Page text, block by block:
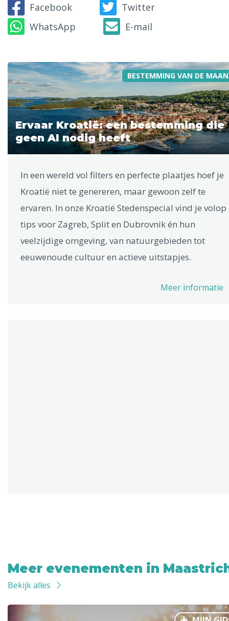
Facebook
Twitter
WhatsApp
E-mail
BESTEMMING VAN DE
Ervaar Kroatië: een bestemming die
geen AI nodig heeft
In een wereld vol filters en perfecte plaatjes hoef je
Kroatië niet te genereren, maar gewoon zelf te
ervaren. In onze Kroatië Stedenspecial vind je volop
tips voor Zagreb, Split en Dubrovnik én hun
veelzijdige omgeving, van natuurgebieden tot
eeuwenoude cultuur en actieve uitstapjes.
Meer informatie
Meer evenementen in
Bekijk alles